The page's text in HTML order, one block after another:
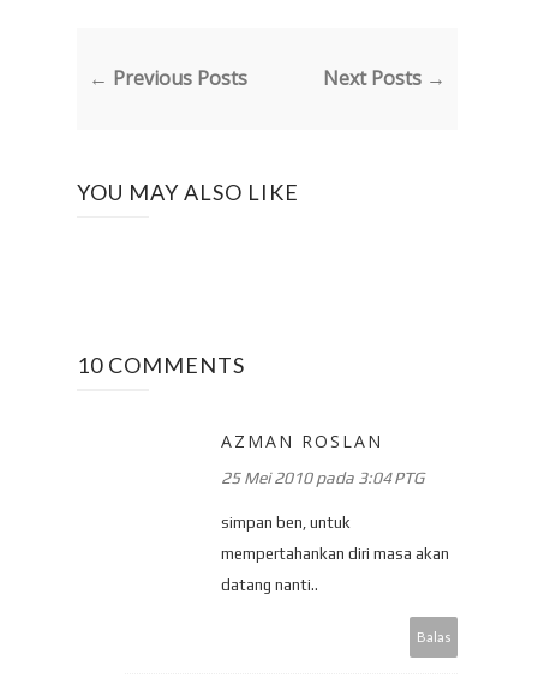
← Previous Posts Next Posts →
YOU MAY ALSO LIKE
10 COMMENTS
AZMAN ROSLAN
25 Mei 2010 pada 3:04 PTG
simpan ben, untuk
mempertahankan diri masa akan
datang nanti..
Balas